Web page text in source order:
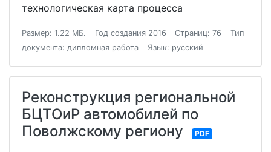
технологическая карта процесса
Размер: 1.22 МБ. Год создания 2016 Страниц: 76
Тип
документа: дипломная работа
Язык: русский
Реконструкция региональной
БЦТОиР автомобилей по
Поволжскому региону
PDF